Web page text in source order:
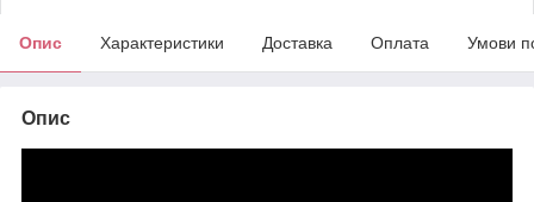
Опис Характеристики Доставка Оплата Умови
Опис